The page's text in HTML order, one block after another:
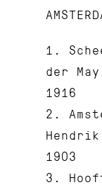
1.
der
1916
2.
1903
3.